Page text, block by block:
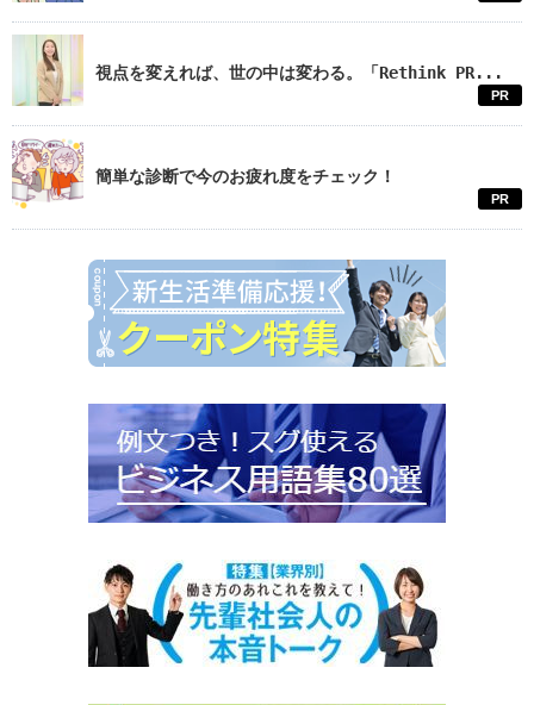
視点を変えれば、世の中は変わる。「Rethink PR...
PR
簡単な診断で今のお疲れ度をチェック！
PR